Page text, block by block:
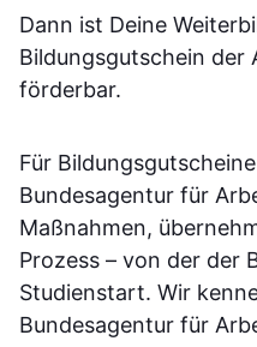
Dann ist Deine
Bildungsgutschein der
förderbar.
Für
Bundesagentur für
Maßnahmen,
Prozess – von der der
Studienstart. Wir
Bundesagentur für